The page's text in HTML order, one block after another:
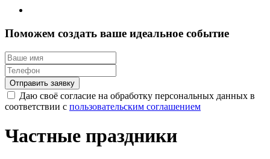
Поможем создать ваше идеальное событие
Отправить заявку
Даю своё согласие на обработку персональных данных в
соответствии с пользовательским соглашением
Частные праздники